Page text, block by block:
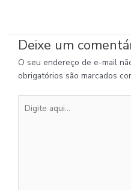
Deixe um
O seu endereço de e-mail
obrigatórios são marcados
aqui...